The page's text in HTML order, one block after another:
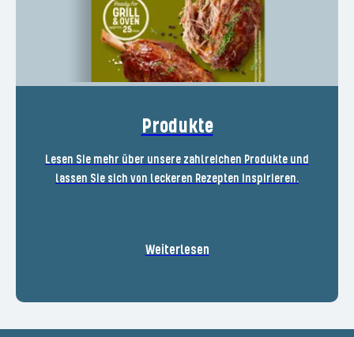
Produkte
Lesen Sie mehr über unsere zahlreichen Produkte und
lassen Sie sich von leckeren Rezepten inspirieren.
Weiterlesen